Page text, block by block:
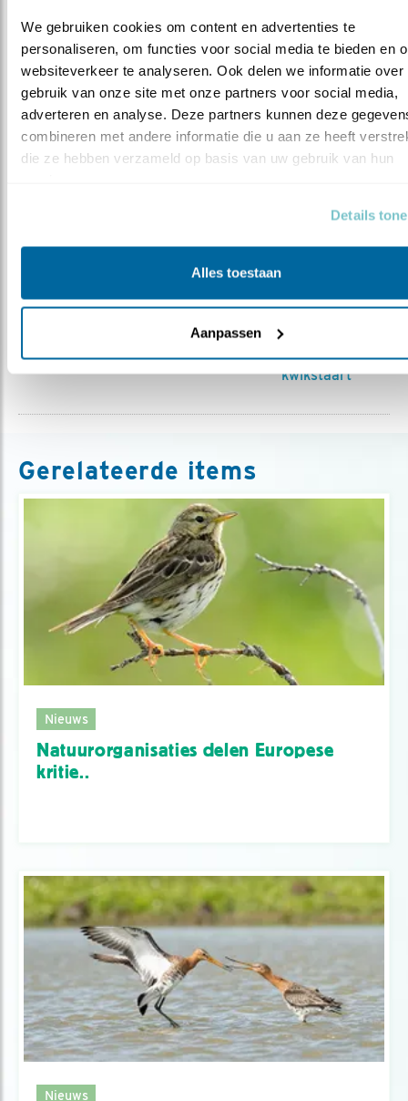
We gebruiken cookies om content en advertenties te
personaliseren, om functies voor social media te bieden en
websiteverkeer te analyseren. Ook delen we informatie over
gebruik van onze site met onze partners voor social media,
adverteren en analyse. Deze partners kunnen deze
combineren met andere informatie die u aan ze heeft
die ze hebben verzameld op basis van uw gebruik van hun
Details
Alles toestaan
Aanpassen
Previous
Jannumer - biologisch
Terschellinger kaas -
biologisch
Previous
kwikstaart
Next
Gerelateerde items
Nieuws
Natuurorganisaties delen Europese
kritie..
Nieuws